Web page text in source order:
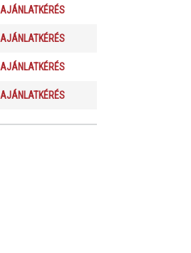
AJÁNLATKÉRÉS
AJÁNLATKÉRÉS
AJÁNLATKÉRÉS
AJÁNLATKÉRÉS